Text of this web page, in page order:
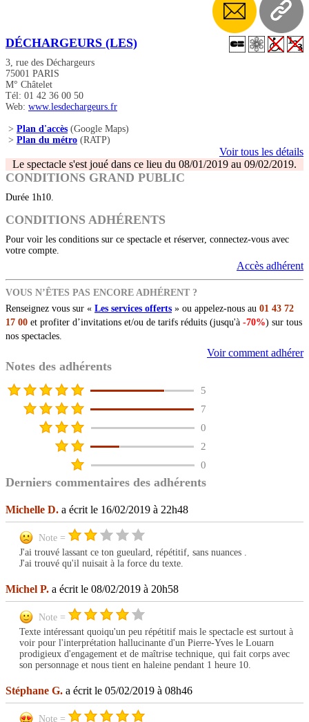
DÉCHARGEURS (LES)
3, rue des Déchargeurs
75001 PARIS
M° Châtelet
Tél: 01 42 36 00 50
Web: www.lesdechargeurs.fr
> Plan d'accès (Google Maps)
> Plan du métro (RATP)
Voir tous les détails
Le spectacle s'est joué dans ce lieu du 08/01/2019 au 09/02/2019.
CONDITIONS GRAND PUBLIC
Durée 1h10.
CONDITIONS ADHÉRENTS
Pour voir les conditions sur ce spectacle et réserver, connectez-vous avec
votre compte.
Accès adhérent
VOUS N’ÊTES PAS ENCORE ADHÉRENT ?
Renseignez vous sur « Les services offerts » ou appelez-nous au 01 43 72
17 00 et profiter d’invitations et/ou de tarifs réduits (jusqu'à -70%) sur tous
nos spectacles.
Voir comment adhérer
Notes des adhérents
5
7
0
2
0
Derniers commentaires des adhérents
Michelle D. a écrit le 16/02/2019 à 22h48
Note =
J'ai trouvé lassant ce ton gueulard, répétitif, sans nuances .
J'ai trouvé qu'il nuisait à la force du texte.
Michel P. a écrit le 08/02/2019 à 20h58
Note =
Texte intéressant quoiqu'un peu répétitif mais le spectacle est surtout à
voir pour l'interprétation hallucinante d'un Pierre-Yves le Louarn
prodigieux d'engagement et de maîtrise technique, qui fait corps avec
son personnage et nous tient en haleine pendant 1 heure 10.
Stéphane G. a écrit le 05/02/2019 à 08h46
Note =